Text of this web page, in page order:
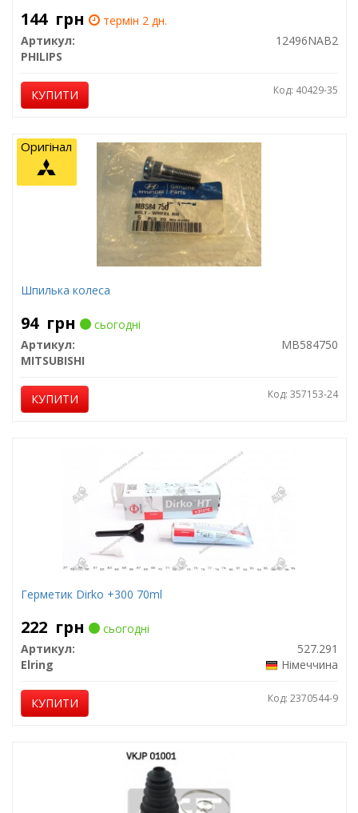
144 грн
термін 2 дн.
Артикул:
12496NAB2
PHILIPS
КУПИТИ Код: 40429-35
Шпилька колеса
94 грн
сьогодні
Артикул:
MB584750
MITSUBISHI
КУПИТИ Код: 357153-24
Оригінал
Герметик Dirko +300 70ml
222 грн
сьогодні
Артикул:
527.291
Elring
Німеччина
КУПИТИ Код: 2370544-9